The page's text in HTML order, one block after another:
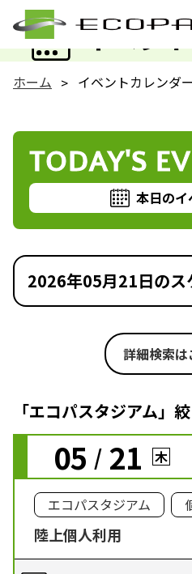
イベン
ホーム イベントカレンダー
TODAY'S
本日のイ
2026年05月21日のス
詳細検索は
「エコパスタジアム」
05 / 21 木
エコパスタジアム
陸上個人利用